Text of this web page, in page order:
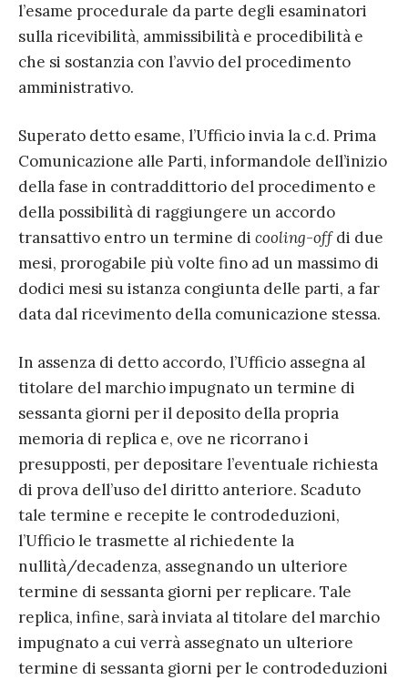
l’esame procedurale da parte degli esaminatori
sulla ricevibilità, ammissibilità e procedibilità e
che si sostanzia con l’avvio del procedimento
amministrativo.
Superato detto esame, l’Ufficio invia la c.d. Prima
Comunicazione alle Parti, informandole dell’inizio
della fase in contraddittorio del procedimento e
della possibilità di raggiungere un accordo
transattivo entro un termine di cooling-offdi due
mesi, prorogabile più volte fino ad un massimo di
dodici mesi su istanza congiunta delle parti, a far
data dal ricevimento della comunicazione stessa.
In assenza di detto accordo, l’Ufficio assegna al
titolare del marchio impugnato un termine di
sessanta giorni per il deposito della propria
memoria di replica e, ove ne ricorrano i
presupposti, per depositare l’eventuale richiesta
di prova dell’uso del diritto anteriore. Scaduto
tale termine e recepite le controdeduzioni,
l’Ufficio le trasmette al richiedente la
nullità/decadenza, assegnando un ulteriore
termine di sessanta giorni per replicare. Tale
replica, infine, sarà inviata al titolare del marchio
impugnato a cui verrà assegnato un ulteriore
termine di sessanta giorni per le controdeduzioni